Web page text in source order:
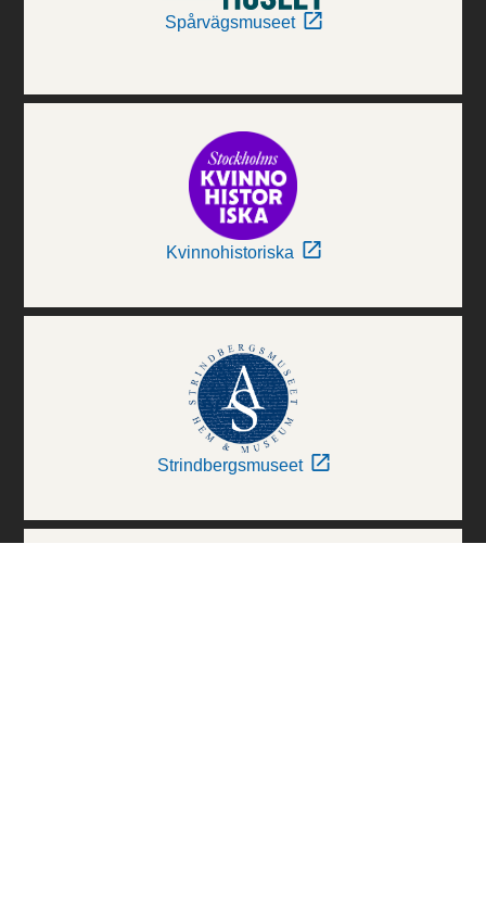
Spårvägsmuseet
Kvinnohistoriska
Strindbergsmuseet